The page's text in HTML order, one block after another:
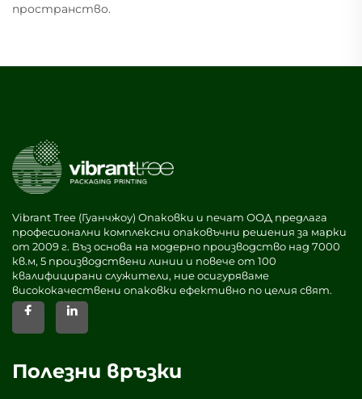
пространство.
Vibrant Tree (Гуанчжоу) Опаковки и печат ООД предлага
професионални комплексни опаковъчни решения за марки
от 2009 г. Въз основа на модерно производство над 7000
кв.м, 5 производствени линии и повече от 100
квалифицирани служители, ние осигуряваме
висококачествени опаковки ефективно по целия свят.
Полезни връзки